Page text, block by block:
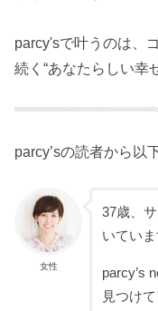
parcy'sで叶うのは、
続く“あなたらしい幸
parcy’sの読者から以
女性
37歳、
いていま
parcy’s
見つけ